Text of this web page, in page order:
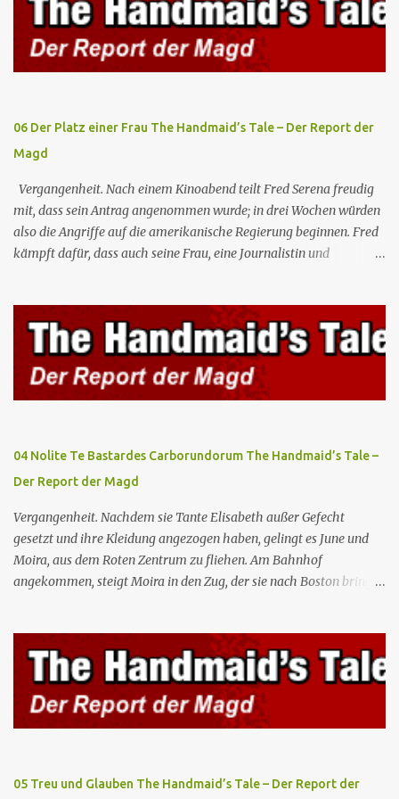
[15][16] Als sie ein Boot besteigen, töten gileadische Wachen
mehrere Mitglieder der Gruppe, doch Luke und Erin schaffen es zu
überleben. Eine weitere Rückblende zeigt Luke, June und Hannah,
bevor sie getrennt wurden. June und Luke werden von Mr. Whitford
06 Der Platz einer Frau The Handmaid’s Tale – Der Report der
Magd
Vergangenheit. Nach einem Kinoabend teilt Fred Serena freudig
mit, dass sein Antrag angenommen wurde; in drei Wochen würden
also die Angriffe auf die amerikanische Regierung beginnen. Fred
kämpft dafür, dass auch seine Frau, eine Journalistin und
Teilnahme von Frauen weiterhin entschieden ab. Gegenwart. Die
Waterfords beherbergen eine Delegation aus Mexiko, um ein für
Gilead lebenswichtiges Handelsabkommen zu unterzeichnen.
Botschafterin Castillo konfrontiert Serena mit ihrem Buch „Der
Platz einer Frau”, das als Manifest von Gilead gilt und einen
oberstes Gut die Fortpflanzung ist. June und andere Mägde werden
wo Serena stolz die „Kinder von Gilead” vorstellt. June nutzt die
Gelegenheit, mit Castillo unter vier Augen zu sprechen, ...
04 Nolite Te Bastardes Carborundorum The Handmaid’s Tale –
Der Report der Magd
Vergangenheit. Nachdem sie Tante Elisabeth außer Gefecht
gesetzt und ihre Kleidung angezogen haben, gelingt es June und
Moira, aus dem Roten Zentrum zu fliehen. Am Bahnhof
angekommen, steigt Moira in den Zug, der sie nach Boston bringen
Elisabeth sie mit der Peitsche bestraft. Gegenwart. June ist seit
dreizehn Tagen in ihrem Zimmer eingesperrt und entdeckt im
Kleiderschrank die Inschrift „Nolite te bastardes carborundorum”,
die wahrscheinlich von der Magd Difred hinterlassen wurde, die
vor ihr dort war. In Erwartung der Zeremonie bringt Serena June
Fred unfruchtbar ist und nur sie für eine ausbleibende
Schwangerschaft verantwortlich gemacht würde. June lehnt ab,
05 Treu und Glauben The Handmaid’s Tale – Der Report der